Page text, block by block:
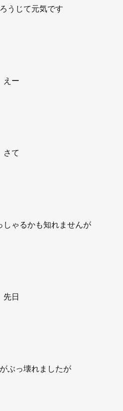
うじて元気です
えー
さて
しゃるかも知れませんが
先日
ぶっ壊れましたが